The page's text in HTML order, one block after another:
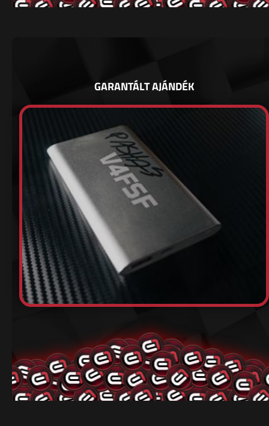
GARANTÁLT AJÁNDÉK